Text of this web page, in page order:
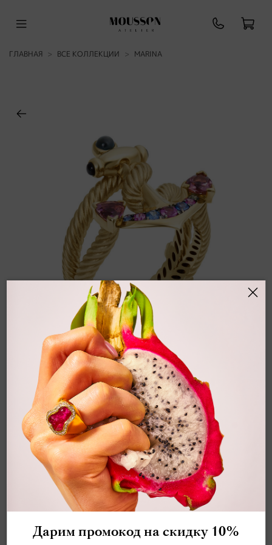
ГЛАВНАЯ ВСЕ КОЛЛЕКЦИИ MARINA
R0296-0/2
КОЛЬЦО ЯКОРЬ С ТУРМАЛИНАМИ,
ТОПАЗАМИ И САПФИРАМИ, R0296-0/2
494 000 ₽ 617 500 ₽
Дарим промокод на скидку 10%